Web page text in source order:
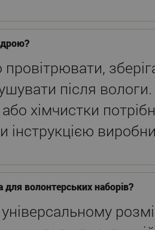
після
хімчистки
інструкцією
для волонтерських наборів?